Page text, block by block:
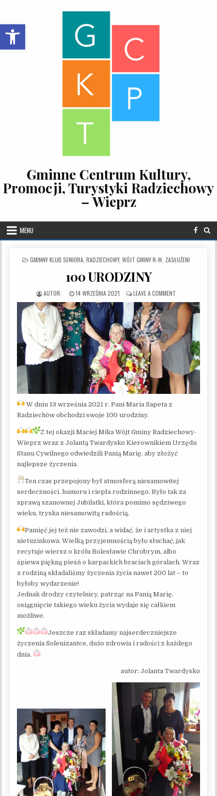
Open toolbar
Gminne Centrum Kultury,
Promocji, Turystyki Radziechowy
– Wieprz
MENU
POSTED IN
GMINNY KLUB SENIORA RADZIECHOWY, WÓJT GMINY R-W ZASŁUŻENI
100 URODZINY
PUBLISHED DATE:
14 WRZEŚNIA 2021 LEAVE A COMMENT
W dniu 13 września 2021 r. Pani Maria Sapeta z
Radziechów obchodzi swoje 100 urodziny.
Z tej okazji Maciej Mika Wójt Gminy Radziechowy-
Wieprz wraz z Jolantą Twardysko Kierownikiem Urzędu
Stanu Cywilnego odwiedzili Panią Marię, aby złożyć
najlepsze życzenia.
Ten czas przepojony był atmosferą niesamowitej
serdeczności, humoru i ciepła rodzinnego. Było tak za
sprawą szanownej Jubilatki, która pomimo sędziwego
wieku, tryska niesamowitą radością.
Pamięć jej też nie zawodzi, a widać, że i artystka z niej
nietuzinkowa. Wielką przyjemnością było słuchać, jak
recytuje wiersz o królu Bolesławie Chrobrym, albo
śpiewa piękną pieśń o karpackich braciach góralach. Wraz
z rodziną składaliśmy życzenia życia nawet 200 lat – to
byłoby wydarzenie!
Jednak drodzy czytelnicy, patrząc na Panią Marię,
osiągnięcie takiego wieku życia wydaje się całkiem
możliwe.
Jeszcze raz składamy najserdeczniejsze
życzenia Solenizantce, dużo zdrowia i radości z każdego
dnia.
autor: Jolanta Twardysko